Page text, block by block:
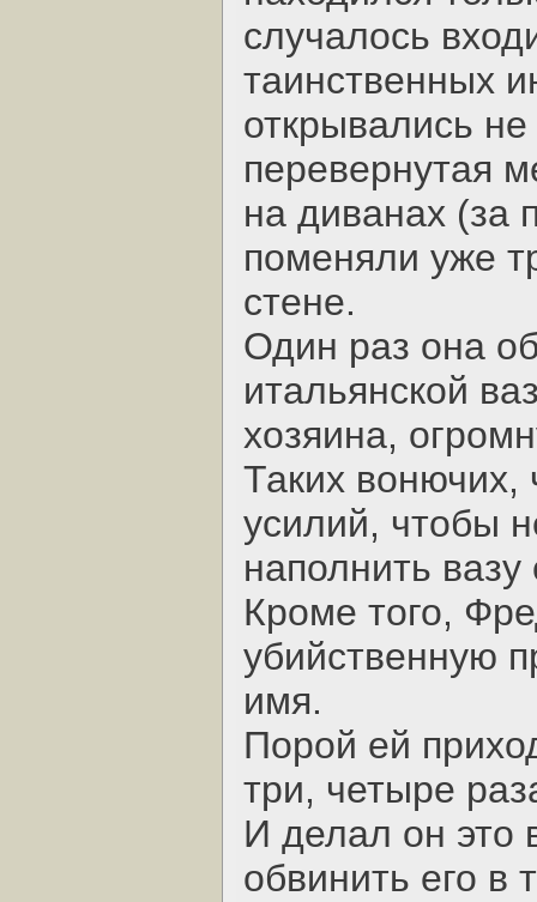
случалось
таинственных
открывались
перевернутая
на диванах (за
поменяли уже
стене.
Один раз она
итальянской
хозяина,
Таких вонючих,
усилий, чтобы
наполнить
Кроме того,
убийственную
имя.
Порой ей
три, четыре
И делал он это
обвинить его в